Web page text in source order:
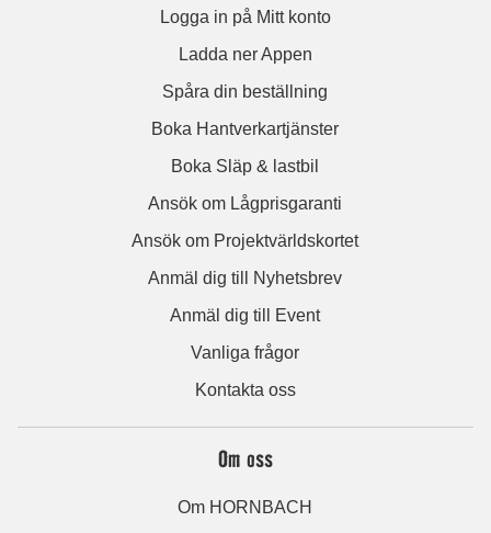
Logga in på Mitt konto
Ladda ner Appen
Spåra din beställning
Boka Hantverkartjänster
Boka Släp & lastbil
Ansök om Lågprisgaranti
Ansök om Projektvärldskortet
Anmäl dig till Nyhetsbrev
Anmäl dig till Event
Vanliga frågor
Kontakta oss
Om oss
Om HORNBACH